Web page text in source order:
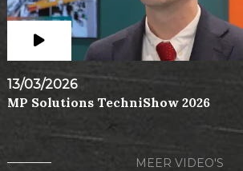
13/03/2026
MP Solutions TechniShow 2026
MEER VIDEO'S